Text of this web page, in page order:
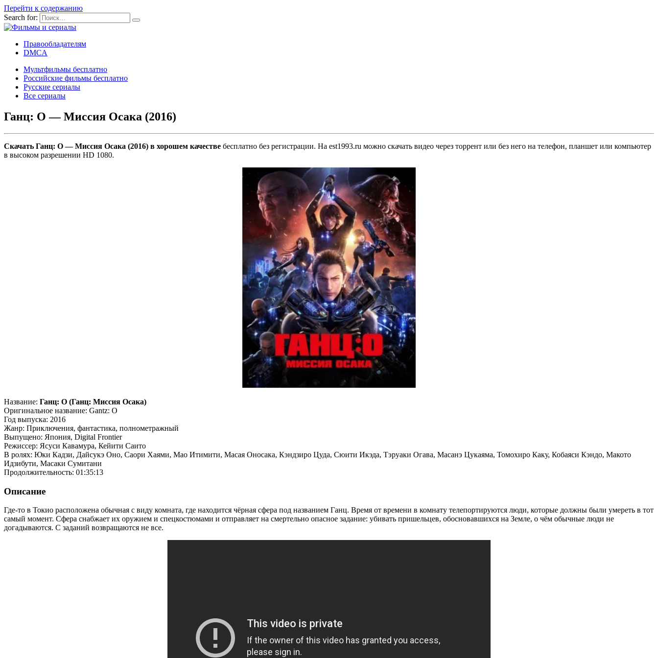
Перейти к содержанию
Search for:
Правообладателям
DMCA
Мультфильмы бесплатно
Российские фильмы бесплатно
Русские сериалы
Все сериалы
Ганц: О — Миссия Осака (2016)
Скачать Ганц: О — Миссия Осака (2016) в хорошем качестве бесплатно без регистрации. На est1993.ru можно скачать видео через торрент или без него на телефон, планшет или компьютер
в высоком разрешении HD 1080.
Название: Ганц: О (Ганц: Миссия Осака)
Оригинальное название: Gantz: O
Год выпуска: 2016
Жанр: Приключения, фантастика, полнометражный
Выпущено: Япония, Digital Frontier
Режиссер: Ясуси Кавамура, Кейити Саито
В ролях: Юки Кадзи, Дайсукэ Оно, Саори Хаями, Мао Итимити, Масая Оносака, Кэндзиро Цуда, Сюити Икэда, Тэруаки Огава, Масанэ Цукаяма, Томохиро Каку, Кобаяси Кэндо, Макото
Идзибути, Масаки Сумитани
Продолжительность: 01:35:13
Описание
Где-то в Токио расположена обычная с виду комната, где находится чёрная сфера под названием Ганц. Время от времени в комнату телепортируются люди, которые должны были умереть в тот
самый момент. Сфера снабжает их оружием и спецкостюмами и отправляет на смертельно опасное задание: убивать пришельцев, обосновавшихся на Земле, о чём обычные люди не
догадываются. С заданий возвращаются не все.